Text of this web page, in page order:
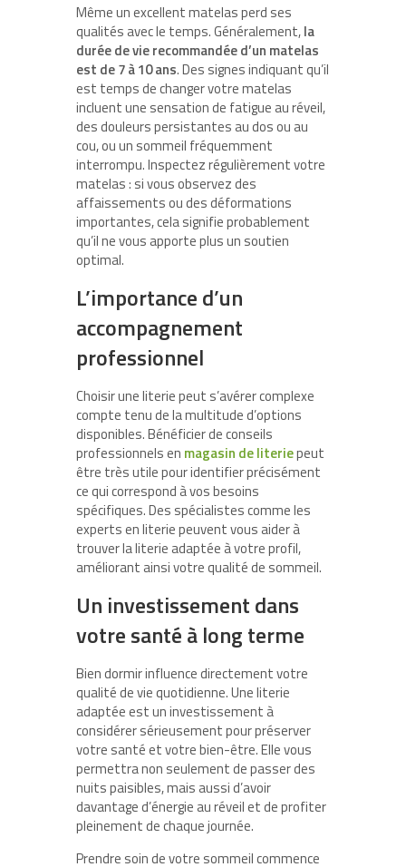
Même un excellent matelas perd ses
qualités avec le temps. Généralement,la
durée de vie recommandée d’un matelas
est de 7 à 10 ans. Des signes indiquant qu’il
est temps de changer votre matelas
incluent une sensation de fatigue au réveil,
des douleurs persistantes au dos ou au
cou, ou un sommeil fréquemment
interrompu. Inspectez régulièrement votre
matelas : si vous observez des
affaissements ou des déformations
importantes, cela signifie probablement
qu’il ne vous apporte plus un soutien
optimal.
L’importance d’un
accompagnement
professionnel
Choisir une literie peut s’avérer complexe
compte tenu de la multitude d’options
disponibles. Bénéficier de conseils
professionnels en magasin de literiepeut
être très utile pour identifier précisément
ce qui correspond à vos besoins
spécifiques. Des spécialistes comme les
experts en literie peuvent vous aider à
trouver la literie adaptée à votre profil,
améliorant ainsi votre qualité de sommeil.
Un investissement dans
votre santé à long terme
Bien dormir influence directement votre
qualité de vie quotidienne. Une literie
adaptée est un investissement à
considérer sérieusement pour préserver
votre santé et votre bien-être. Elle vous
permettra non seulement de passer des
nuits paisibles, mais aussi d’avoir
davantage d’énergie au réveil et de profiter
pleinement de chaque journée.
Prendre soin de votre sommeil commence